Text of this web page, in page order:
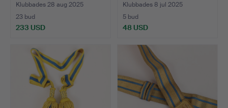
Polisd…
Klubbades 28 aug 2025
23 bud
233 USD
Klubbades 8 jul 2025
5 bud
48 USD